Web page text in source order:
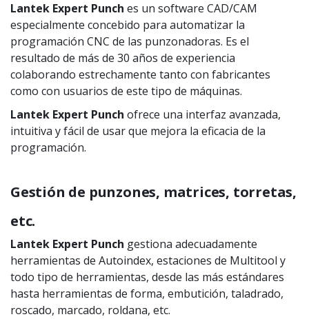
Lantek Expert Punch es un software CAD/CAM
especialmente concebido para automatizar la
programación CNC de las punzonadoras. Es el
resultado de más de 30 años de experiencia
colaborando estrechamente tanto con fabricantes
como con usuarios de este tipo de máquinas.
Lantek Expert Punch ofrece una interfaz avanzada,
intuitiva y fácil de usar que mejora la eficacia de la
programación.
Gestión de punzones, matrices, torretas,
etc.
Lantek Expert Punch gestiona adecuadamente
herramientas de Autoindex, estaciones de Multitool y
todo tipo de herramientas, desde las más estándares
hasta herramientas de forma, embutición, taladrado,
roscado, marcado, roldana, etc.